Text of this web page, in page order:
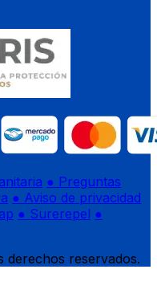
● Preguntas
● Aviso de privacidad
● Surerepel ●
derechos reservados.